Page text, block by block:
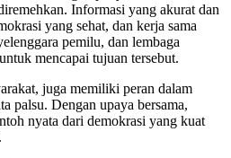
Informasi yang akurat dan
yang sehat, dan kerja sama
pemilu, dan lembaga
mencapai tujuan tersebut.
juga memiliki peran dalam
palsu. Dengan upaya bersama,
nyata dari demokrasi yang kuat